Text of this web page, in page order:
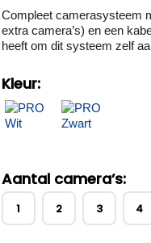
Compleet camerasysteem
extra camera’s) en een
heeft om dit systeem zelf
Kleur:
Aantal camera’s:
1 2 3 4